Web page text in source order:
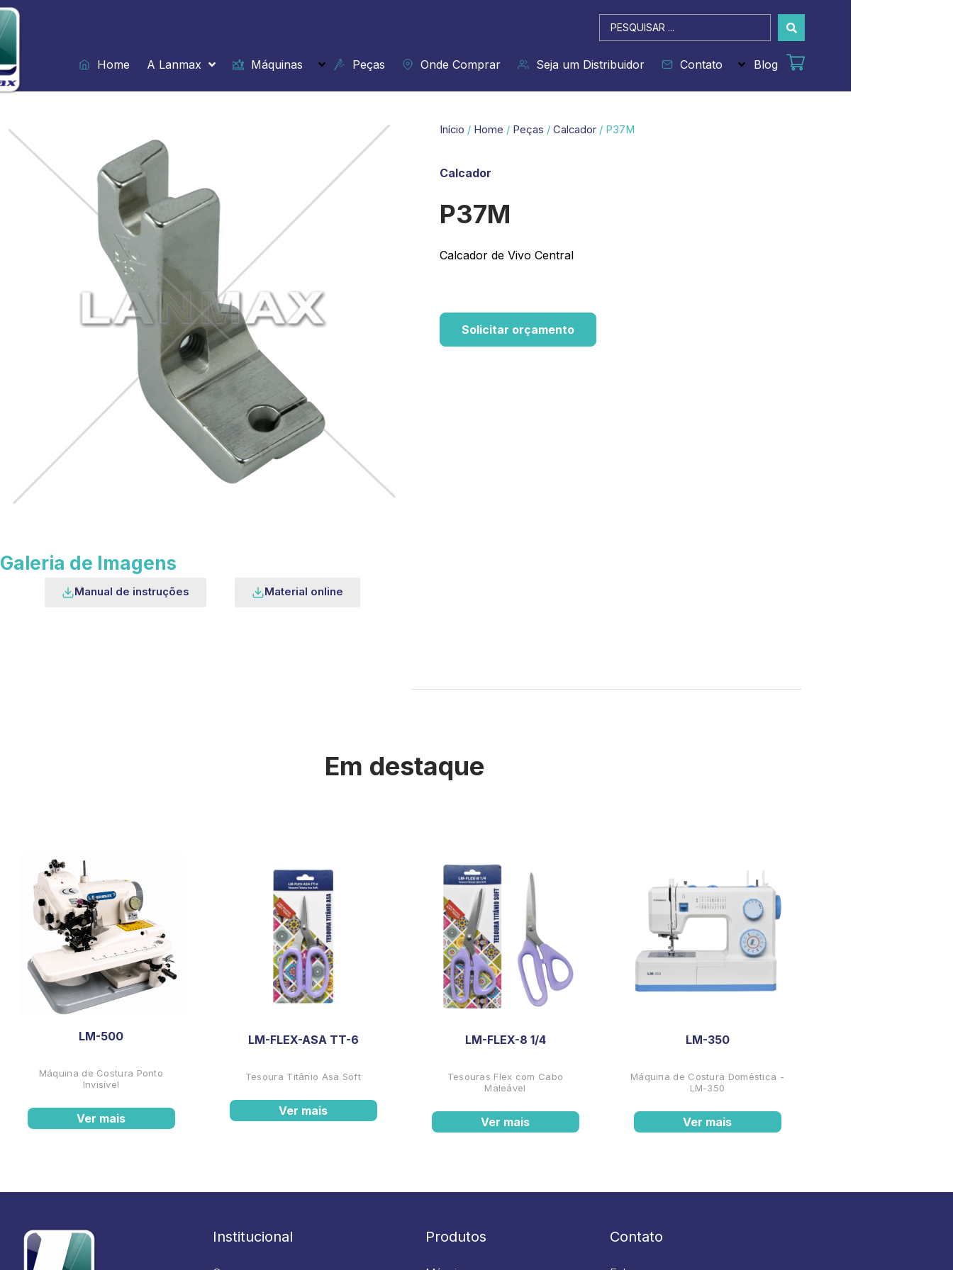
Ir
para
o
conteúdo
Pesquisar
...
Home
A Lanmax Máquinas Peças Onde Comprar Seja um Distribuidor Contato Blog
Galeria de Imagens
Manual de instruções Material online
Início / Home / Peças / Calcador / P37M
Calcador
P37M
Calcador de Vivo Central
Solicitar orçamento
Em destaque
LM-500
Máquina de Costura Ponto
Invisível
Ver mais
LM-FLEX-ASA TT-6
Tesoura Titânio Asa Soft
Ver mais
LM-FLEX-8 1/4
Tesouras Flex com Cabo
Maleável
Ver mais
LM-350
Máquina de Costura Doméstica -
LM-350
Ver mais
Institucional Produtos Contato